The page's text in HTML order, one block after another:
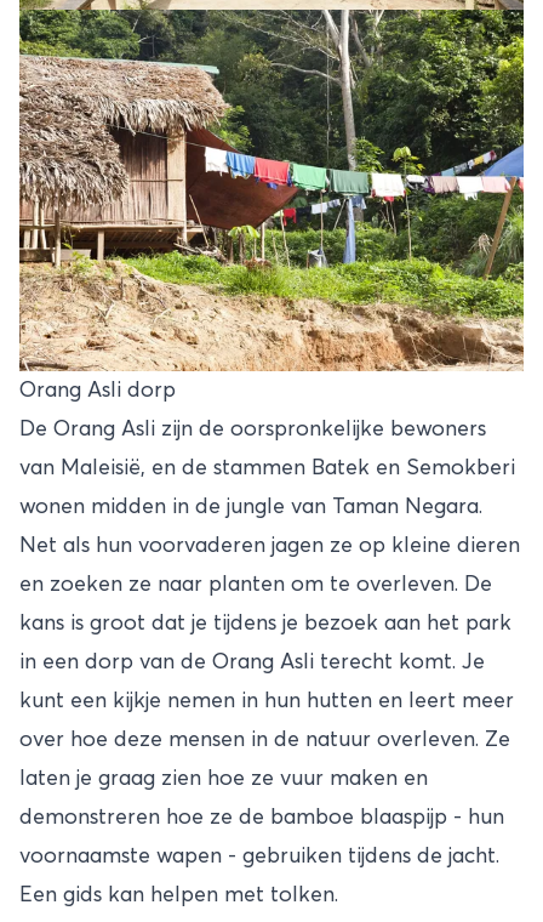
Orang Asli dorp
De Orang Asli zijn de oorspronkelijke bewoners
van Maleisië, en de stammen Batek en Semokberi
wonen midden in de jungle van Taman Negara.
Net als hun voorvaderen jagen ze op kleine dieren
en zoeken ze naar planten om te overleven. De
kans is groot dat je tijdens je bezoek aan het park
in een dorp van de Orang Asli terecht komt. Je
kunt een kijkje nemen in hun hutten en leert meer
over hoe deze mensen in de natuur overleven. Ze
laten je graag zien hoe ze vuur maken en
demonstreren hoe ze de bamboe blaaspijp - hun
voornaamste wapen - gebruiken tijdens de jacht.
Een gids kan helpen met tolken.